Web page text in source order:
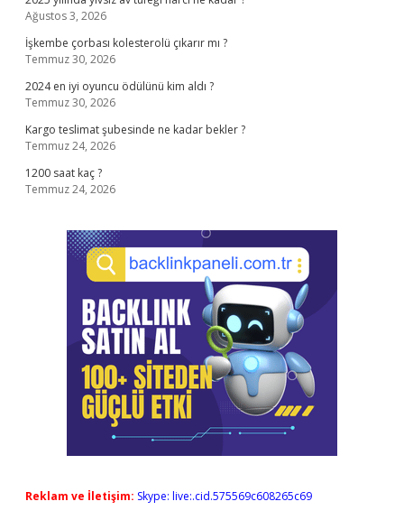
Ağustos 3, 2026
İşkembe çorbası kolesterolü çıkarır mı ?
Temmuz 30, 2026
2024 en iyi oyuncu ödülünü kim aldı ?
Temmuz 30, 2026
Kargo teslimat şubesinde ne kadar bekler ?
Temmuz 24, 2026
1200 saat kaç ?
Temmuz 24, 2026
Reklam ve İletişim: Skype: live:.cid.575569c608265c69